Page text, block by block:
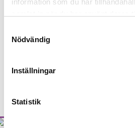
information som du har
Nödvändig
Inställningar
Statistik